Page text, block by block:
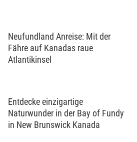
Neufundland Anreise: Mit der
Fähre auf Kanadas raue
Atlantikinsel
Entdecke einzigartige
Naturwunder in der Bay of Fundy
in New Brunswick Kanada